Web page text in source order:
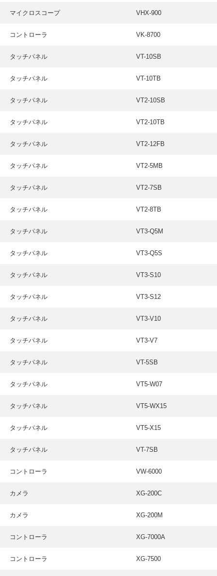
マイクロスコープ VHX-900
コントローラ VK-8700
タッチパネル VT-10SB
タッチパネル VT-10TB
タッチパネル VT2-10SB
タッチパネル VT2-10TB
タッチパネル VT2-12FB
タッチパネル VT2-5MB
タッチパネル VT2-7SB
タッチパネル VT2-8TB
タッチパネル VT3-Q5M
タッチパネル VT3-Q5S
タッチパネル VT3-S10
タッチパネル VT3-S12
タッチパネル VT3-V10
タッチパネル VT3-V7
タッチパネル VT-5SB
タッチパネル VT5-W07
タッチパネル VT5-WX15
タッチパネル VT5-X15
タッチパネル VT-7SB
コントローラ VW-6000
カメラ XG-200C
カメラ XG-200M
コントローラ XG-7000A
コントローラ XG-7500